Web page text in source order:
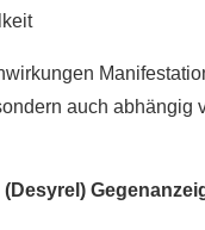
auch abhängig